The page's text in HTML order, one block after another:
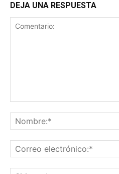
DEJA UNA RESPUESTA